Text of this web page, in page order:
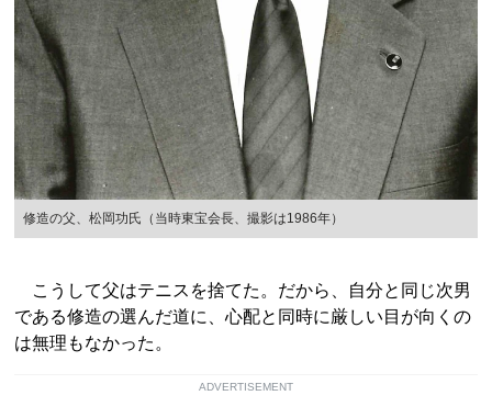
修造の父、松岡功氏（当時東宝会長、撮影は1986年）
こうして父はテニスを捨てた。だから、自分と同じ次男
である修造の選んだ道に、心配と同時に厳しい目が向くの
は無理もなかった。
ADVERTISEMENT